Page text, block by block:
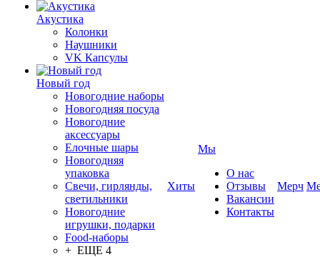
Акустика
Колонки
Наушники
VK Капсулы
Новый год
Новогодние наборы
Новогодняя посуда
Новогодние
аксессуары
Елочные шары
Новогодняя
упаковка
Свечи, гирлянды,
светильники
Новогодние
игрушки, подарки
Food-наборы
+ ЕЩЕ 4
Хиты
Мы
О нас
Отзывы
Вакансии
Контакты
Мерч